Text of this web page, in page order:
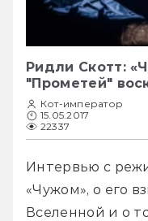
Ридли Скотт:
"Прометей"
Кот-император
15.05.2017
22337
Интервью с
«Чужом», о его
Вселенной и о